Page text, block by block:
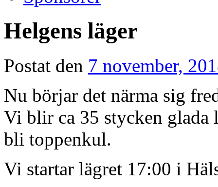
Helgens läger
Postat den 7 november,
Nu börjar det närma sig
Vi blir ca 35 stycken glada
bli toppenkul.
Vi startar lägret 17:00 i